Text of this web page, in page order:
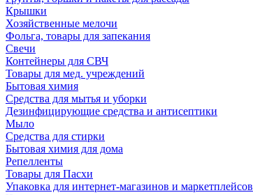
Крышки
Хозяйственные мелочи
Фольга, товары для запекания
Свечи
Контейнеры для СВЧ
Товары для мед. учреждений
Бытовая химия
Средства для мытья и уборки
Дезинфицирующие средства и антисептики
Мыло
Средства для стирки
Бытовая химия для дома
Репелленты
Товары для Пасхи
Упаковка для интернет-магазинов и маркетплейсов